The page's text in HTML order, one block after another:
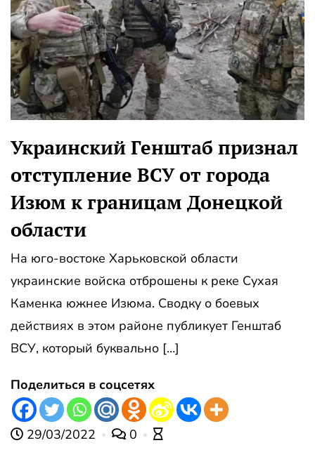
Украинский Генштаб признал
отступление ВСУ от города
Изюм к границам Донецкой
области
На юго-востоке Харьковской области
украинские войска отброшены к реке Сухая
Каменка южнее Изюма. Сводку о боевых
действиях в этом районе публикует Генштаб
ВСУ, который буквально […]
Поделиться в соцсетях
29/03/2022 0